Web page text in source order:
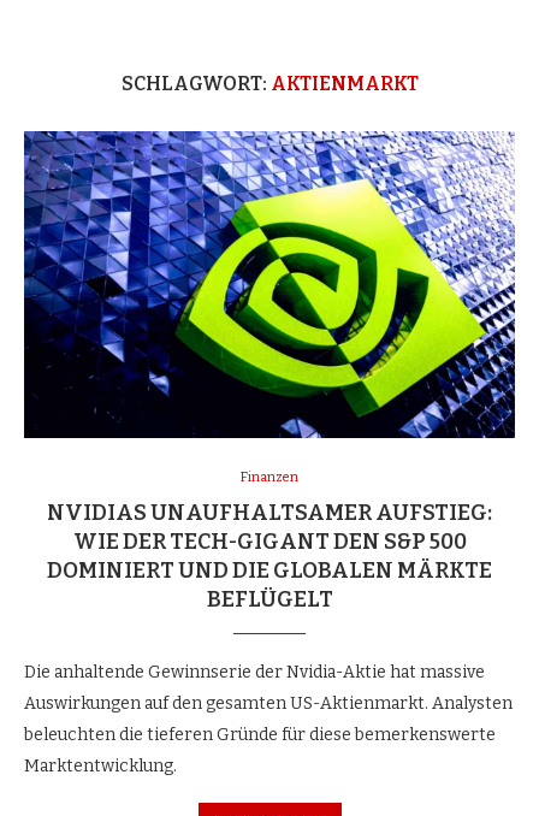
SCHLAGWORT: AKTIENMARKT
Finanzen
NVIDIAS UNAUFHALTSAMER AUFSTIEG:
WIE DER TECH-GIGANT DEN S&P 500
DOMINIERT UND DIE GLOBALEN MÄRKTE
BEFLÜGELT
Die anhaltende Gewinnserie der Nvidia-Aktie hat massive
Auswirkungen auf den gesamten US-Aktienmarkt. Analysten
beleuchten die tieferen Gründe für diese bemerkenswerte
Marktentwicklung.